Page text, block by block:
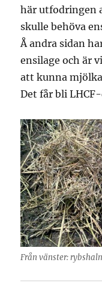
här utfodringen
skulle behöva
Å andra sidan
ensilage och är
att kunna
Det får bli
Från vänster: